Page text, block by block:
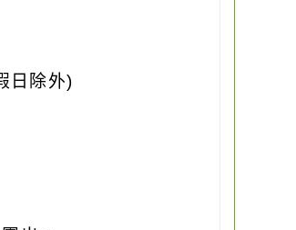
日除外)